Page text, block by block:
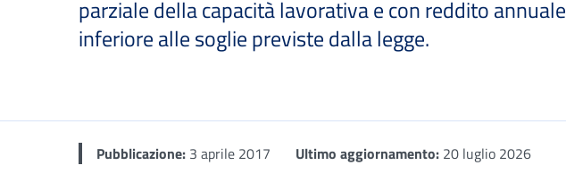
parziale della capacità lavorativa e con reddito annuale
inferiore alle soglie previste dalla legge.
Dettaglio
Pubblicazione: 3 aprile 2017 Ultimo aggiornamento: 20 luglio 2026